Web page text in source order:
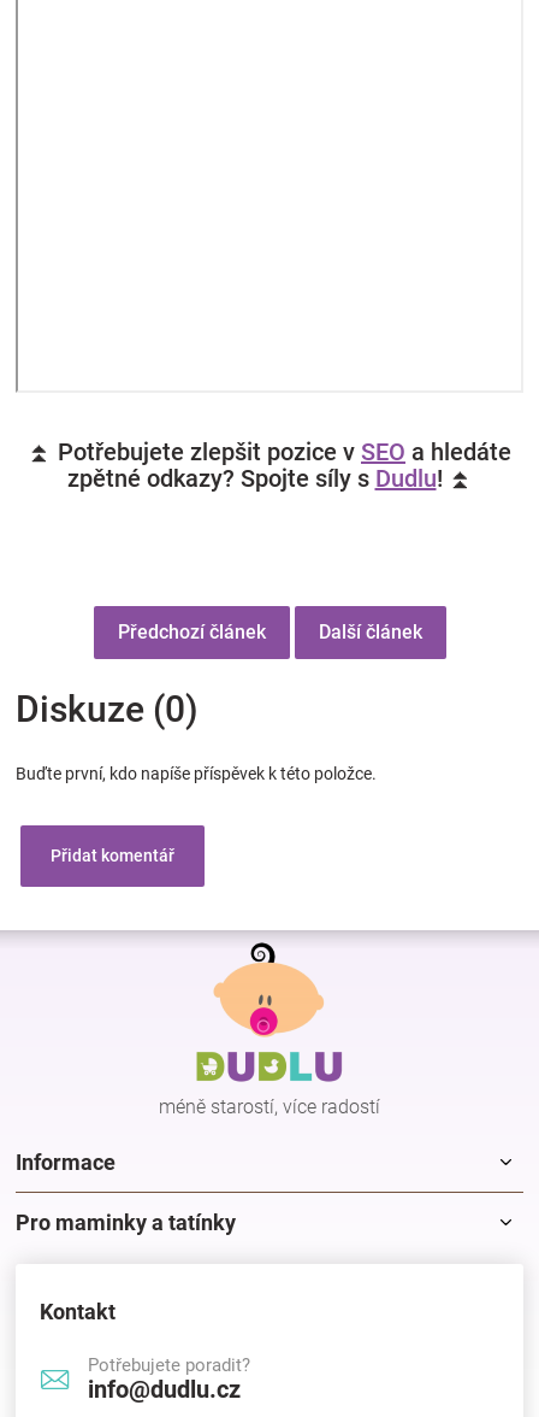
⏫ Potřebujete zlepšit pozice v SEO a hledáte
zpětné odkazy? Spojte síly s Dudlu! ⏫
Předchozí článek Další článek
Diskuze (0)
Buďte první, kdo napíše příspěvek k této položce.
Přidat komentář
Z
méně starostí, více radostí
Informace
Pro maminky a tatínky
Kontakt
Potřebujete poradit?
info@dudlu.cz